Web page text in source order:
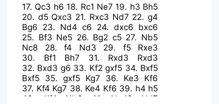
17. Qc3 h6 18. Rc1 Ne7 19. h3 Bh5
20. d5 Qxc3 21. Rxc3 Nd7 22.g4
Bg6 23. Nd4 c6 24. dxc6 bxc6
25. Bf3 Ne5 26. Bg2 c5 27. Nb5
Nc8
28. f4 Nd3 29. f5
Rxe3
30. Bf1 Bh7 31. Rxd3
Rxd3
32. Bxd3 g6 33. Kf2 gxf5 34. Bxf5
Bxf5 35. gxf5 Kg7 36. Ke3
Kf6
37. Kf4 Kg7 38. Ke4 Kf6 39. h4 h5
40. Kf4 Nb6 41. Nxd6
Nd7